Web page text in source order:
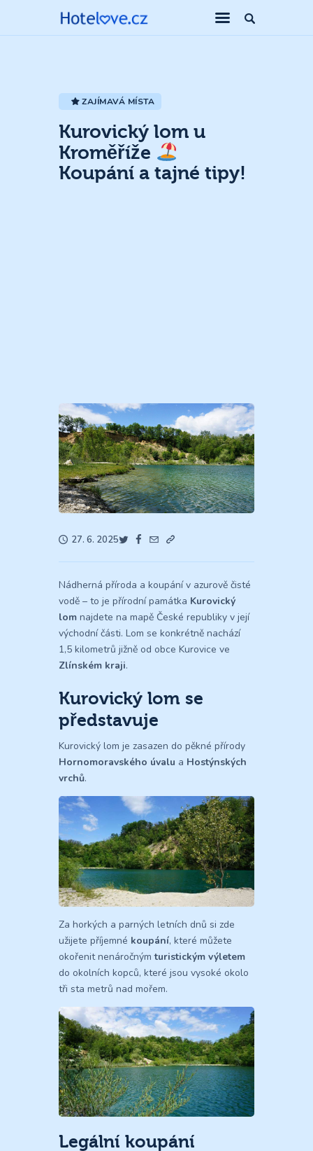
ZAJÍMAVÁ MÍSTA
Kurovický lom u
Kroměříže
Koupání a tajné tipy!
27. 6. 2025
Nádherná příroda a koupání v azurově čisté
vodě – to je přírodní památka Kurovický
lom najdete na mapě České republiky v její
východní části. Lom se konkrétně nachází
1,5 kilometrů jižně od obce Kurovice ve
Zlínském kraji.
Kurovický lom se
představuje
Kurovický lom je zasazen do pěkné přírody
Hornomoravského úvalu a Hostýnských
vrchů.
Za horkých a parných letních dnů si zde
užijete příjemné koupání, které můžete
okořenit nenáročnýmturistickým výletem
do okolních kopců, které jsou vysoké okolo
tři sta metrů nad mořem.
Legální koupání